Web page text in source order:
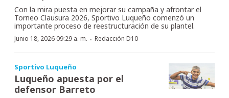
Con la mira puesta en mejorar su campaña y afrontar el
Torneo Clausura 2026, Sportivo Luqueño comenzó un
importante proceso de reestructuración de su plantel.
Junio 18, 2026 09:29 a. m. · Redacción D10
Sportivo Luqueño
Luqueño apuesta por el
defensor Barreto